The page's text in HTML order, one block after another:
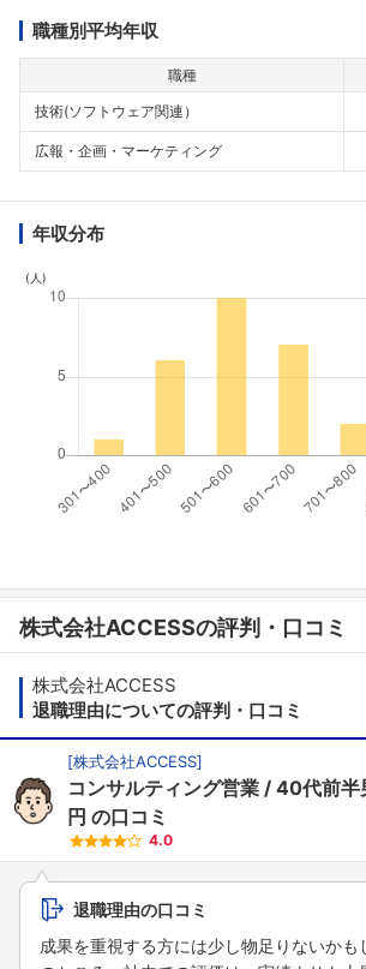
職種別平均年収
職種
技術(ソフトウェア関連）
広報・企画・マーケティング
年収分布
(人)
株式会社ACCESSの評判・口コミ
株式会社ACCESS
退職理由についての評判・口コミ
[株式会社ACCESS]
コンサルティング営業 40代前半
円 の口コミ
4.0
退職理由の口コミ
成果を重視する方には少し物足りないかも